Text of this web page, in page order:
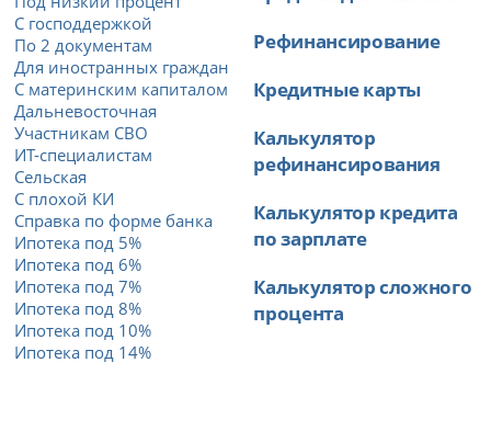
С господдержкой
По 2 документам
Для иностранных граждан
С материнским капиталом
Дальневосточная
Участникам СВО
ИТ-специалистам
Сельская
С плохой КИ
Справка по форме банка
Ипотека под 5%
Ипотека под 6%
Ипотека под 7%
Ипотека под 8%
Ипотека под 10%
Ипотека под 14%
Рефинансирование
Кредитные карты
Калькулятор
рефинансирования
Калькулятор кредита
по зарплате
Калькулятор сложного
процента